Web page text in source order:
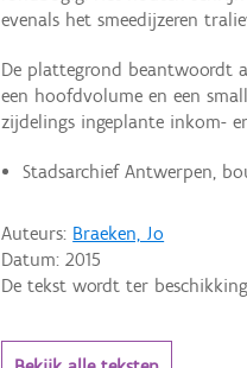
evenals het smeedijzeren
De plattegrond beantwoordt
een hoofdvolume en een
zijdelings ingeplante inkom-
Stadsarchief Antwerpen,
Auteurs: Braeken, Jo
Datum:2015
De tekst wordt ter